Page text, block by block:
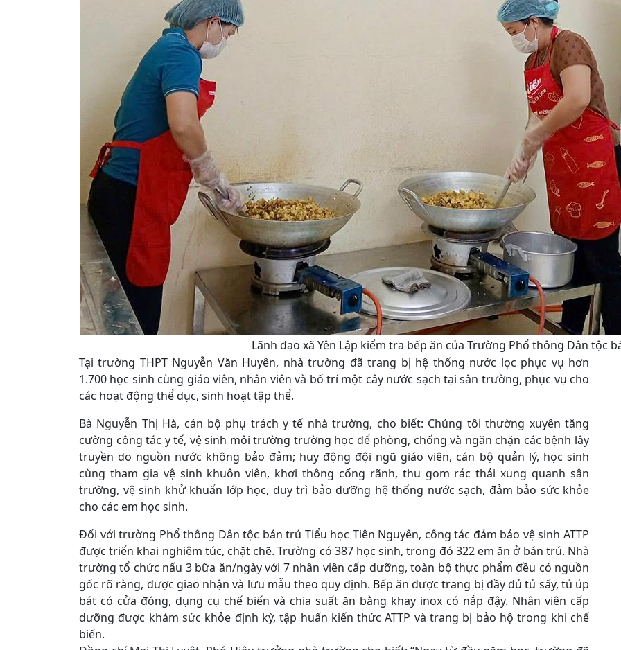
Lãnh đạo xã Yên Lập kiểm tra bếp ăn của Trường Phổ thông Dân tộc
Tại trường THPT Nguyễn Văn Huyên, nhà trường đã trang bị hệ thống nước lọc phục vụ hơn
1.700 học sinh cùng giáo viên, nhân viên và bố trí một cây nước sạch tại sân trường, phục vụ cho
các hoạt động thể dục, sinh hoạt tập thể.
Bà Nguyễn Thị Hà, cán bộ phụ trách y tế nhà trường, cho biết: Chúng tôi thường xuyên tăng
cường công tác y tế, vệ sinh môi trường trường học để phòng, chống và ngăn chặn các bệnh lây
truyền do nguồn nước không bảo đảm; huy động đội ngũ giáo viên, cán bộ quản lý, học sinh
cùng tham gia vệ sinh khuôn viên, khơi thông cống rãnh, thu gom rác thải xung quanh sân
trường, vệ sinh khử khuẩn lớp học, duy trì bảo dưỡng hệ thống nước sạch, đảm bảo sức khỏe
cho các em học sinh.
Đối với trường Phổ thông Dân tộc bán trú Tiểu học Tiên Nguyên, công tác đảm bảo vệ sinh ATTP
được triển khai nghiêm túc, chặt chẽ. Trường có 387 học sinh, trong đó 322 em ăn ở bán trú. Nhà
trường tổ chức nấu 3 bữa ăn/ngày với 7 nhân viên cấp dưỡng, toàn bộ thực phẩm đều có nguồn
gốc rõ ràng, được giao nhận và lưu mẫu theo quy định. Bếp ăn được trang bị đầy đủ tủ sấy, tủ úp
bát có cửa đóng, dụng cụ chế biến và chia suất ăn bằng khay inox có nắp đậy. Nhân viên cấp
dưỡng được khám sức khỏe định kỳ, tập huấn kiến thức ATTP và trang bị bảo hộ trong khi chế
biến.